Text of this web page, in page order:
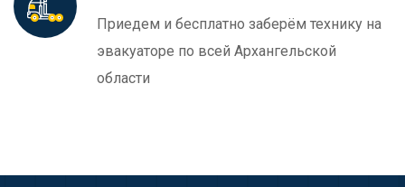
Приедем и бесплатно заберём технику на
эвакуаторе по всей Архангельской
области